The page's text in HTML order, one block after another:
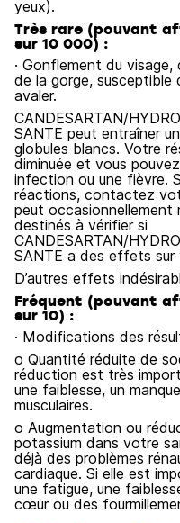
yeux).
Très rare (pouvant
sur 10 000) :
· Gonflement du
de la gorge,
avaler.
CANDESARTAN/
SANTE peut entraîner
globules blancs. Votre
diminuée et vous
infection ou une fièvre.
réactions, contactez
peut occasionnellement
destinés à vérifier si
CANDESARTAN/
SANTE a des effets
D’autres effets
Fréquent (pouvant
sur 10) :
· Modifications des
o Quantité réduite de
réduction est très
une faiblesse, un
musculaires.
o Augmentation ou
potassium dans votre
déjà des problèmes
cardiaque. Si elle est
une fatigue, une
cœur ou des